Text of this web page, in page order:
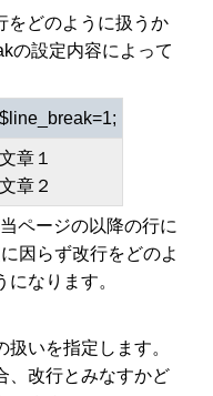
をどのように扱うか
の設定内容によって
$line_break=1;
文章１
文章２
ページの以降の行に
因らず改行をどのよ
なります。
いを指定します。
、改行とみなすかど